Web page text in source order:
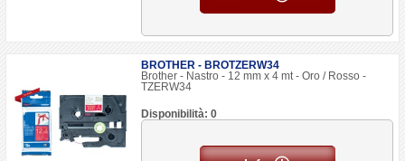
BROTHER - BROTZERW34
Brother - Nastro - 12 mm x 4 mt - Oro / Rosso -
TZERW34
Disponibilità: 0